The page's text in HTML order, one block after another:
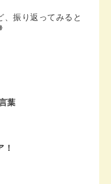
、振り返ってみると
葉
！